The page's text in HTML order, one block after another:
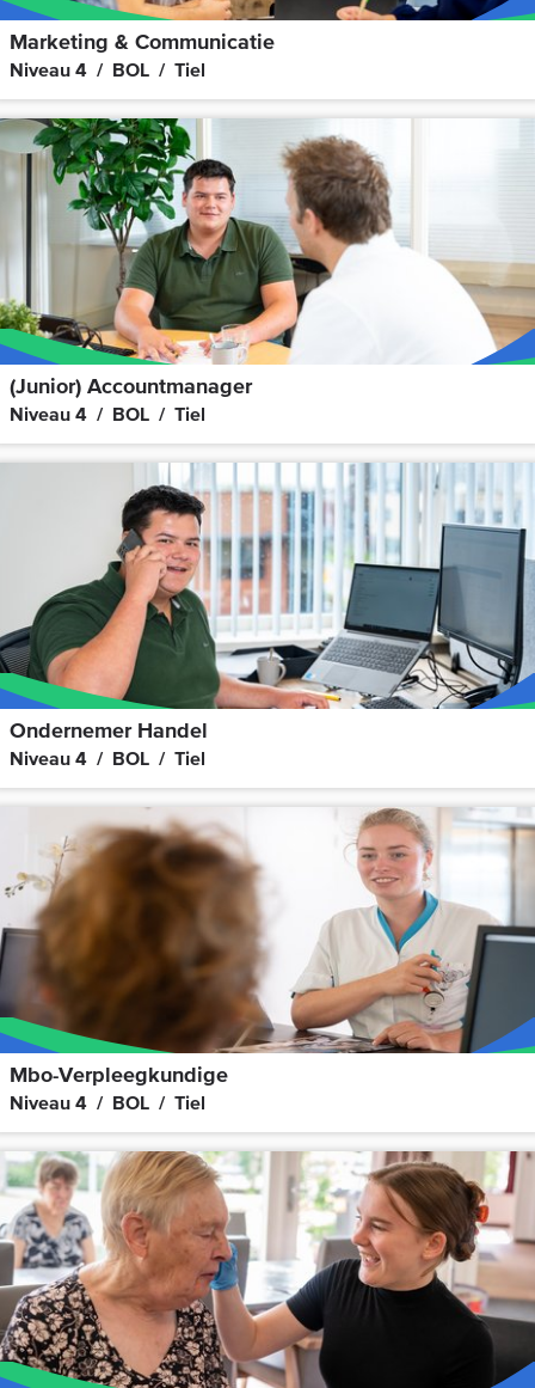
Marketing & Communicatie
Niveau 4 BOL Tiel
(Junior) Accountmanager
Niveau 4 BOL Tiel
Ondernemer Handel
Niveau 4 BOL Tiel
Mbo-Verpleegkundige
Niveau 4 BOL Tiel